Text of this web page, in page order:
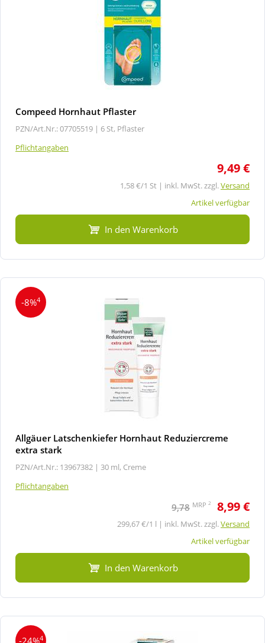
Compeed Hornhaut Pflaster
PZN/Art.Nr.: 07705519 | 6 St, Pflaster
Pflichtangaben
9,49 €
1,58 €/1 St | inkl. MwSt. zzgl.Versand
Artikel verfügbar
In den Warenkorb
-8%4
Allgäuer Latschenkiefer Hornhaut Reduziercreme
extra stark
PZN/Art.Nr.: 13967382 | 30 ml, Creme
Pflichtangaben
9,78 MRP 2 8,99 €
299,67 €/1 l | inkl. MwSt. zzgl.Versand
Artikel verfügbar
In den Warenkorb
-24%4